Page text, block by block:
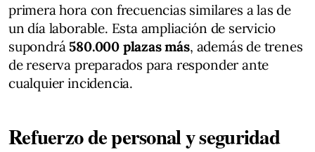
primera hora con frecuencias similares a las de
un día laborable. Esta ampliación de servicio
supondrá580.000 plazas más, además de trenes
de reserva preparados para responder ante
cualquier incidencia.
Refuerzo de personal y seguridad